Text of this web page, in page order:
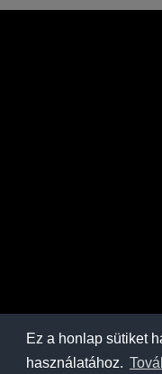
Ez a honlap sütiket
használatához.